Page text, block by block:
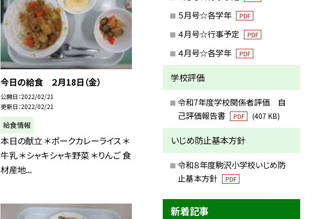
今日の給食 ２月18日（金）
公開日 2022/02/21
更新日 2022/02/21
給食情報
本日の献立 ＊ポークカレーライス ＊
牛乳 ＊シャキシャキ野菜 ＊りんご 食
材産地...
５月号☆各学年 PDF
４月号☆行事予定 PDF
４月号☆各学年 PDF
学校評価
令和7年度学校関係者評価 自
己評価報告書
PDF (407 KB)
いじめ防止基本方針
令和８年度駒沢小学校いじめ防
止基本方針
PDF
新着記事